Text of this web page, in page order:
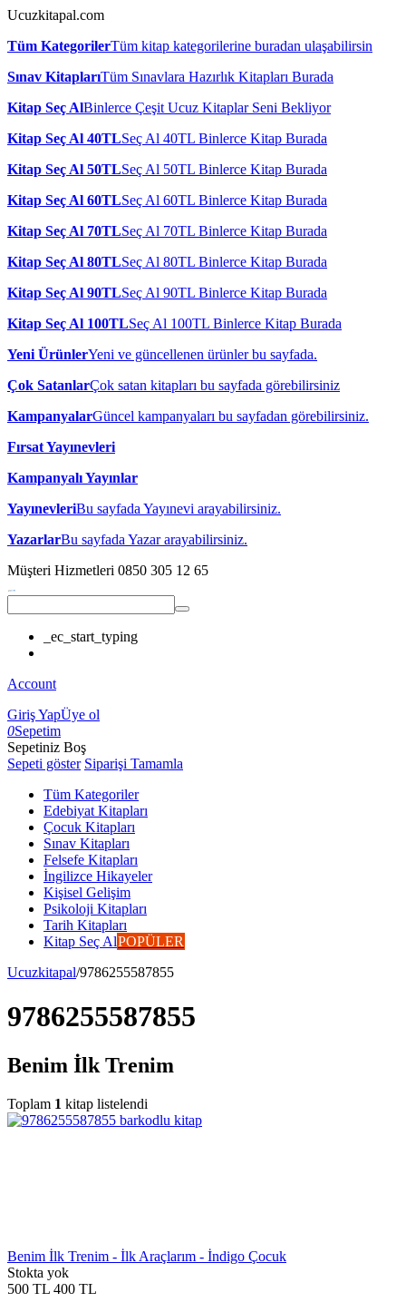
Ucuzkitapal.com
Tüm KategorilerTüm kitap kategorilerine buradan ulaşabilirsin
Sınav KitaplarıTüm Sınavlara Hazırlık Kitapları Burada
Kitap Seç AlBinlerce Çeşit Ucuz Kitaplar Seni Bekliyor
Kitap Seç Al 40TLSeç Al 40TL Binlerce Kitap Burada
Kitap Seç Al 50TLSeç Al 50TL Binlerce Kitap Burada
Kitap Seç Al 60TLSeç Al 60TL Binlerce Kitap Burada
Kitap Seç Al 70TLSeç Al 70TL Binlerce Kitap Burada
Kitap Seç Al 80TLSeç Al 80TL Binlerce Kitap Burada
Kitap Seç Al 90TLSeç Al 90TL Binlerce Kitap Burada
Kitap Seç Al 100TLSeç Al 100TL Binlerce Kitap Burada
Yeni ÜrünlerYeni ve güncellenen ürünler bu sayfada.
Çok SatanlarÇok satan kitapları bu sayfada görebilirsiniz
KampanyalarGüncel kampanyaları bu sayfadan görebilirsiniz.
Fırsat Yayınevleri
Kampanyalı Yayınlar
YayınevleriBu sayfada Yayınevi arayabilirsiniz.
YazarlarBu sayfada Yazar arayabilirsiniz.
Müşteri Hizmetleri 0850 305 12 65
_ec_start_typing
Account
Giriş YapÜye ol
0Sepetim
Sepetiniz Boş
Sepeti göster Siparişi Tamamla
Tüm Kategoriler
Edebiyat Kitapları
Çocuk Kitapları
Sınav Kitapları
Felsefe Kitapları
İngilizce Hikayeler
Kişisel Gelişim
Psikoloji Kitapları
Tarih Kitapları
Kitap Seç AlPOPÜLER
Ucuzkitapal/9786255587855
9786255587855
Benim İlk Trenim
Toplam 1 kitap listelendi
Benim İlk Trenim - İlk Araçlarım - İndigo Çocuk
Stokta yok
500 TL 400 TL